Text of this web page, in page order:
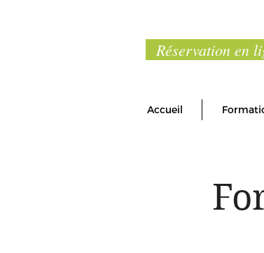
Réservation en
Accueil